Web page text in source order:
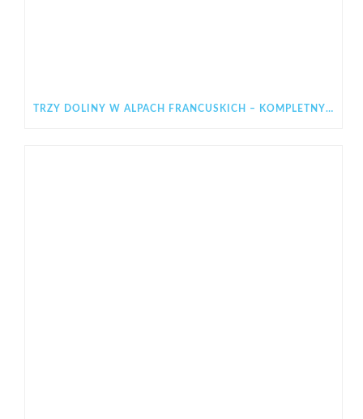
TRZY DOLINY W ALPACH FRANCUSKICH – KOMPLETNY PRZEWODNIK PO LES 3 VALLÉES